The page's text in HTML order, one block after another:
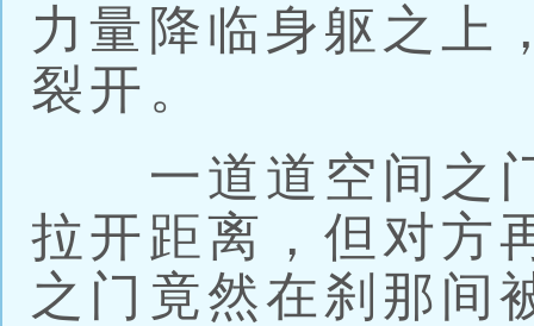
力量降临身躯之上
裂开。
一道道空间之门
拉开距离，但对方
之门竟然在刹那间